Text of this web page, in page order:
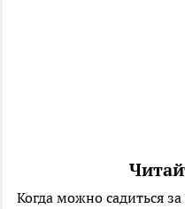
Когда можно садиться